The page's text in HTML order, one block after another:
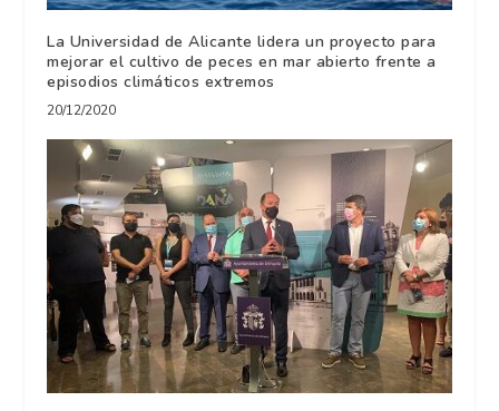
La Universidad de Alicante lidera un proyecto para
mejorar el cultivo de peces en mar abierto frente a
episodios climáticos extremos
20/12/2020